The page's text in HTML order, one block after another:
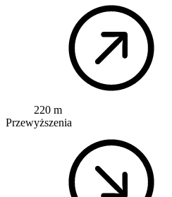
220 m
Przewyższenia